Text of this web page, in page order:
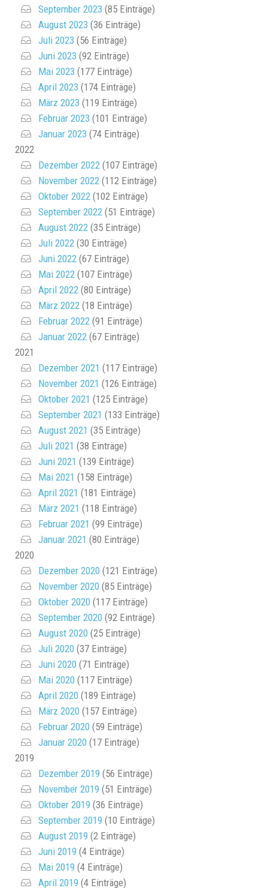
September 2023 (85 Einträge)
August 2023 (36 Einträge)
Juli 2023 (56 Einträge)
Juni 2023 (92 Einträge)
Mai 2023 (177 Einträge)
April 2023 (174 Einträge)
März 2023 (119 Einträge)
Februar 2023 (101 Einträge)
Januar 2023 (74 Einträge)
2022
Dezember 2022 (107 Einträge)
November 2022 (112 Einträge)
Oktober 2022 (102 Einträge)
September 2022 (51 Einträge)
August 2022 (35 Einträge)
Juli 2022 (30 Einträge)
Juni 2022 (67 Einträge)
Mai 2022 (107 Einträge)
April 2022 (80 Einträge)
März 2022 (18 Einträge)
Februar 2022 (91 Einträge)
Januar 2022 (67 Einträge)
2021
Dezember 2021 (117 Einträge)
November 2021 (126 Einträge)
Oktober 2021 (125 Einträge)
September 2021 (133 Einträge)
August 2021 (35 Einträge)
Juli 2021 (38 Einträge)
Juni 2021 (139 Einträge)
Mai 2021 (158 Einträge)
April 2021 (181 Einträge)
März 2021 (118 Einträge)
Februar 2021 (99 Einträge)
Januar 2021 (80 Einträge)
2020
Dezember 2020 (121 Einträge)
November 2020 (85 Einträge)
Oktober 2020 (117 Einträge)
September 2020 (92 Einträge)
August 2020 (25 Einträge)
Juli 2020 (37 Einträge)
Juni 2020 (71 Einträge)
Mai 2020 (117 Einträge)
April 2020 (189 Einträge)
März 2020 (157 Einträge)
Februar 2020 (59 Einträge)
Januar 2020 (17 Einträge)
2019
Dezember 2019 (56 Einträge)
November 2019 (51 Einträge)
Oktober 2019 (36 Einträge)
September 2019 (10 Einträge)
August 2019 (2 Einträge)
Juni 2019 (4 Einträge)
Mai 2019 (4 Einträge)
April 2019 (4 Einträge)